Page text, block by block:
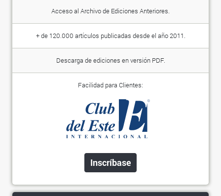
Acceso al Archivo de Ediciones Anteriores.
+ de 120.000 artículos publicadas desde el año 2011.
Descarga de ediciones en versión PDF.
Facilidad para Clientes:
Inscríbase